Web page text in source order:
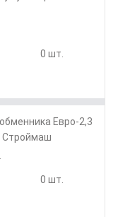
0 шт.
Евро-2,3
Строймаш
0 шт.